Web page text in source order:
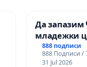
Да запазим
младежки
Варна
888 подписи
888 Подписи /
31 Jul 2026